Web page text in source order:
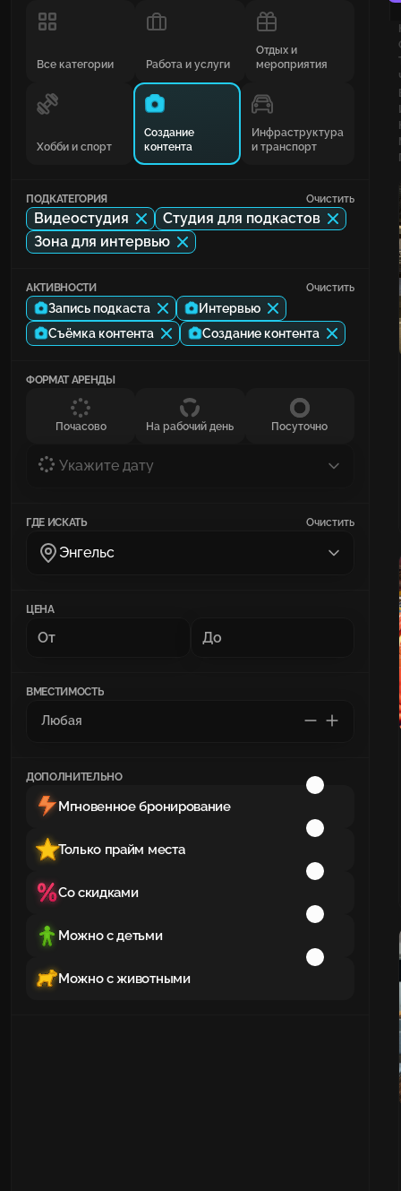
Все категории Работа и услуги
Отдых и
мероприятия
Хобби и спорт
Создание
контента
Инфраструктура
и транспорт
ПОДКАТЕГОРИЯ Очистить
Видеостудия
Студия для подкастов
Зона для интервью
АКТИВНОСТИ Очистить
Запись подкаста
Интервью
Съёмка контента
Создание контента
ФОРМАТ АРЕНДЫ
Почасово На рабочий день Посуточно
Укажите дату
ГДЕ ИСКАТЬ Очистить
Энгельс
ЦЕНА
ВМЕСТИМОСТЬ
ДОПОЛНИТЕЛЬНО
Мгновенное бронирование
Только прайм места
Со скидками
Можно с детьми
Можно с животными